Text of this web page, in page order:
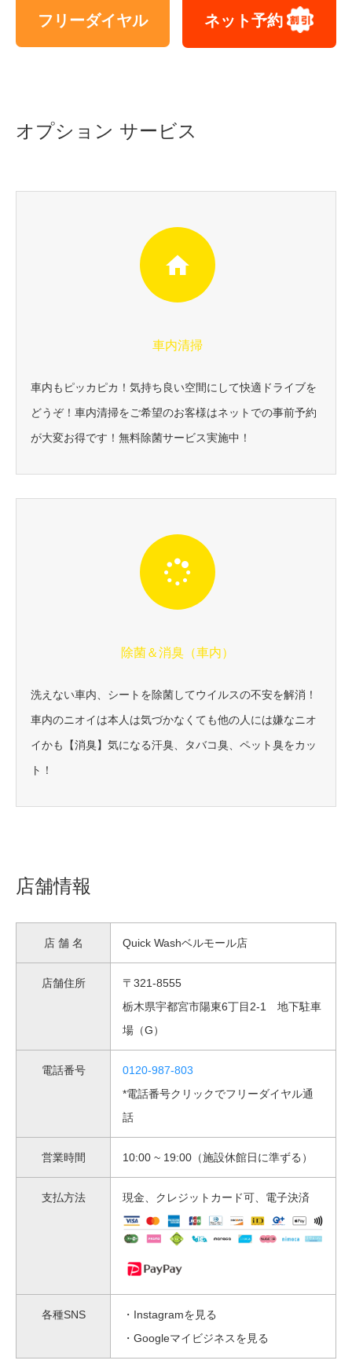
フリーダイヤル ネット予約
オプション サービス
車内清掃
車内もピッカピカ！気持ち良い空間にして快適ドライブを
どうぞ！車内清掃をご希望のお客様はネットでの事前予約
が大変お得です！無料除菌サービス実施中！
除菌＆消臭（車内）
洗えない車内、シートを除菌してウイルスの不安を解消！
車内のニオイは本人は気づかなくても他の人には嫌なニオ
イかも【消臭】気になる汗臭、タバコ臭、ペット臭をカッ
ト！
店舗情報
店 舗 名 Quick Washベルモール店
店舗住所
〒321-8555
栃木県宇都宮市陽東6丁目2-1 地下駐車
場（G）
電話番号
0120-987-803
*電話番号クリックでフリーダイヤル通
話
営業時間 10:00 ~ 19:00（施設休館日に準ずる）
支払方法 現金、クレジットカード可、電子決済
各種SNS
・Instagramを見る
・Googleマイビジネスを見る